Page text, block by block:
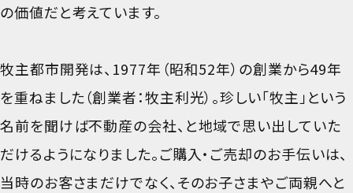
の価値だと考えています。
牧主都市開発は、1977年（昭和52年）の創業から49年
を重ねました（創業者：牧主利光）。珍しい「牧主」という
名前を聞けば不動産の会社、と地域で思い出していた
だけるようになりました。ご購入・ご売却のお手伝いは、
当時のお客さまだけでなく、そのお子さまやご両親へと